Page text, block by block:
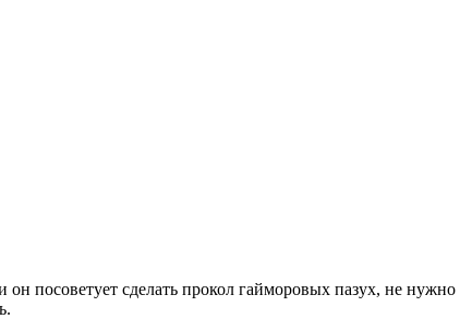
посоветует сделать прокол гайморовых пазух, не нужно